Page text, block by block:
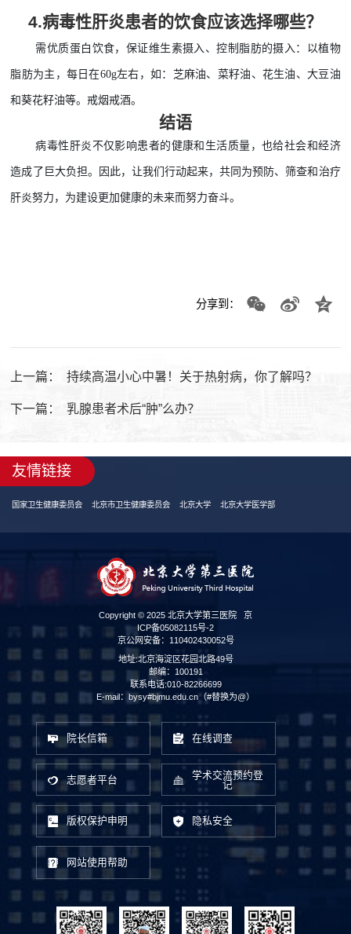
4.病毒性肝炎患者的饮食应该选择哪些？
需优质蛋白饮食，保证维生素摄入、控制脂肪的摄入：以植物
脂肪为主，每日在60g左右，如：芝麻油、菜籽油、花生油、大豆油
和葵花籽油等。戒烟戒酒。
结语
病毒性肝炎不仅影响患者的健康和生活质量，也给社会和经济
造成了巨大负担。因此，让我们行动起来，共同为预防、筛查和治疗
肝炎努力，为建设更加健康的未来而努力奋斗。
分享到：
上一篇： 持续高温小心中暑！关于热射病，你了解吗？
下一篇： 乳腺患者术后“肿”么办？
友情链接
国家卫生健康委员会 北京市卫生健康委员会 北京大学 北京大学医学部
Copyright © 2025 北京大学第三医院 京
ICP备05082115号-2
京公网安备：110402430052号
地址:北京海淀区花园北路49号
邮编：100191
联系电话:010-82266699
E-mail：bysy#bjmu.edu.cn（#替换为@）
院长信箱 在线调查
志愿者平台
学术交流预约登
记
版权保护申明 隐私安全
网站使用帮助